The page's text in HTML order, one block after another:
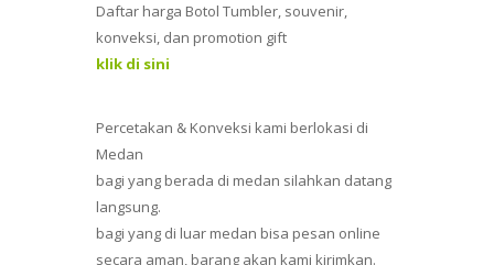
Daftar harga Botol Tumbler, souvenir,
konveksi, dan promotion gift
klik di sini
Percetakan & Konveksi kami berlokasi di
Medan
bagi yang berada di medan silahkan datang
langsung.
bagi yang di luar medan bisa pesan online
secara aman, barang akan kami kirimkan.